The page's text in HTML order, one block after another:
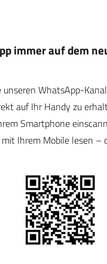
immer auf dem
unseren WhatsApp-
auf Ihr Handy zu
Smartphone
Ihrem Mobile lesen –